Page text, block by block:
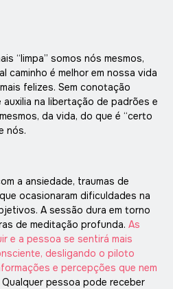
“limpa” somos nós mesmos,
caminho é melhor em nossa vida
felizes. Sem conotação
na libertação de padrões e
da vida, do que é “certo
nós.
a ansiedade, traumas de
ocasionaram dificuldades na
A sessão dura em torno
de meditação profunda. As
e a pessoa se sentirá mais
desligando o piloto
e percepções que nem
Qualquer pessoa pode receber